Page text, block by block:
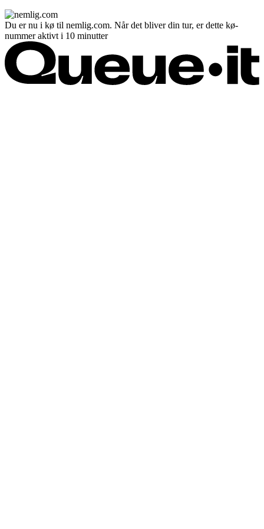
Du er nu i kø til nemlig.com. Når det bliver din tur, er dette kø-
nummer aktivt i 10 minutter